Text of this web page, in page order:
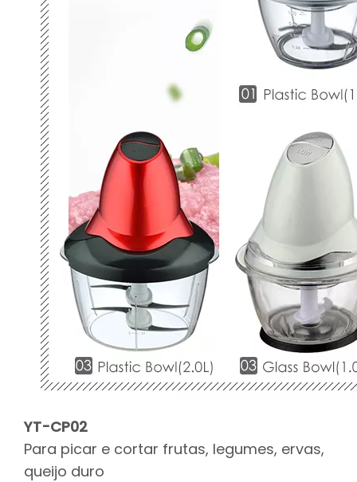
YT-CP02
Para picar e cortar frutas, legumes, ervas,
queijo duro